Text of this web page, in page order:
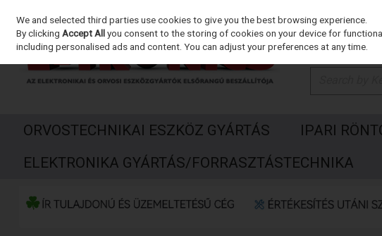
Skip to content
ORVOSTECHNIKAI ESZKÖZ GYÁRTÁS IPARI
ELEKTRONIKA GYÁRTÁS/FORRASZTÁSTECHNIKA
We and selected third parties use cookies to give you the best browsing experience.
By clickingAccept Allyou consent to the storing of cookies on your device for
including personalised ads and content. You can adjust your preferences at any time.